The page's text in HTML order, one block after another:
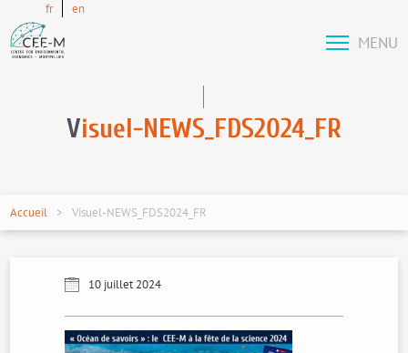
fr en
MENU
Visuel-NEWS_FDS2024_FR
Accueil Visuel-NEWS_FDS2024_FR
10 juillet 2024